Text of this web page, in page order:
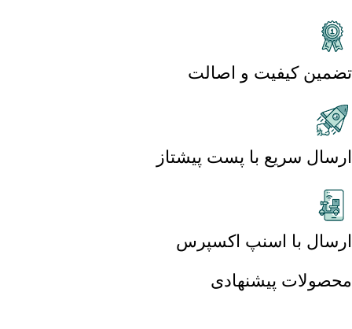
تضمین کیفیت و اصالت
ارسال سریع با پست پیشتاز
ارسال با اسنپ اکسپرس
محصولات پیشنهادی